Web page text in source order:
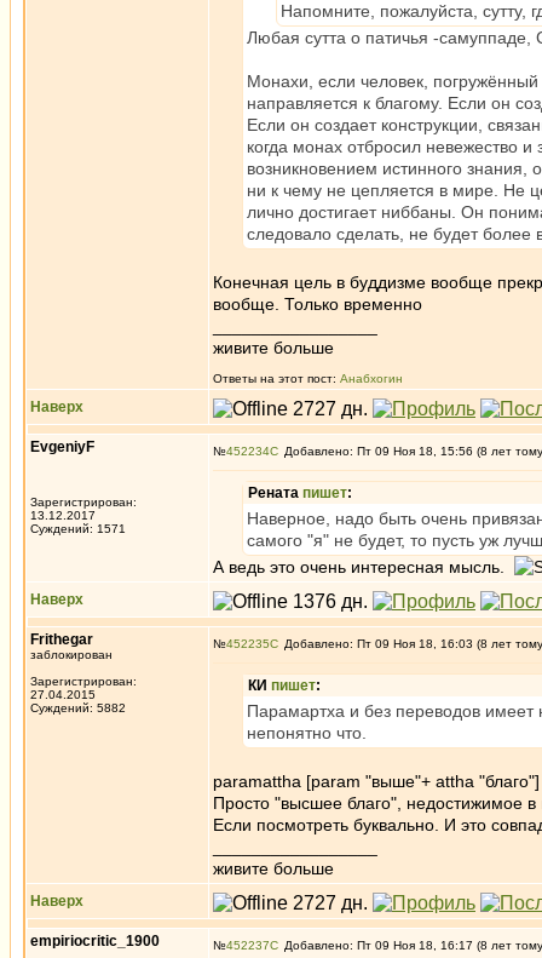
Напомните, пожалуйста, сутту,
Любая сутта о патичья -
Монахи, если человек, погружённый
направляется к благому. Если он
Если он создает конструкции,
когда монах отбросил невежество
возникновением истинного
ни к чему не цепляется в мире. Не
лично достигает ниббаны. Он
следовало сделать, не будет более
Конечная цель в буддизме вообще
вообще. Только временно
живите больше
Ответы на этот пост: Анабхогин
Наверх
EvgeniyF
Зарегистрирован:
13.12.2017
Суждений: 1571
№452234 Добавлено: Пт 09 Ноя 18, 15:56 (8 лет
Рената пишет:
Наверное, надо быть очень
самого "я" не будет, то пусть уж
А ведь это очень интересная мысль.
Наверх
Frithegar
заблокирован
Зарегистрирован:
27.04.2015
Суждений: 5882
№452235 Добавлено: Пт 09 Ноя 18, 16:03 (8 лет
КИ пишет:
Парамартха и без переводов имеет
непонятно что.
paramattha [param "выше"+ attha "благо"]
Просто "высшее благо", недостижимое
Если посмотреть буквально. И это
живите больше
Наверх
empiriocritic_1900 №452237 Добавлено: Пт 09 Ноя 18, 16:17 (8 лет